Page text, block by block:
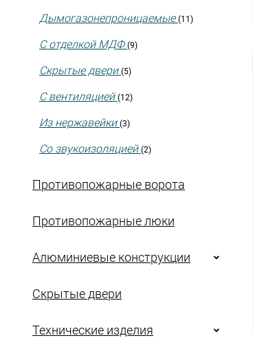
Дымогазонепроницаемые (11)
С отделкой МДФ (9)
Скрытые двери (5)
С вентиляцией (12)
Из нержавейки (3)
Со звукоизоляцией (2)
Противопожарные ворота
Противопожарные люки
Алюминиевые конструкции
Скрытые двери
Технические изделия